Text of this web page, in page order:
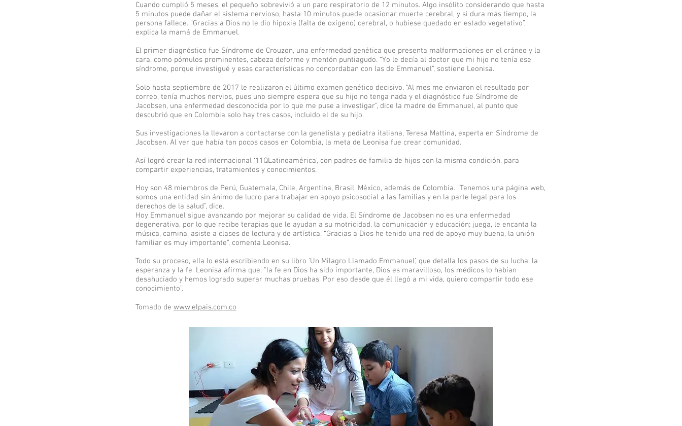
Cuando cumplió 5 meses, el pequeño sobrevivió a un paro respiratorio de 12 minutos. Algo insólito considerando que hasta
5 minutos puede dañar el sistema nervioso, hasta 10 minutos puede ocasionar muerte cerebral, y si dura más tiempo, la
persona fallece. “Gracias a Dios no le dio hipoxia (falta de oxígeno) cerebral, o hubiese quedado en estado vegetativo”,
explica la mamá de Emmanuel.
El primer diagnóstico fue Síndrome de Crouzon, una enfermedad genética que presenta malformaciones en el cráneo y la
cara, como pómulos prominentes, cabeza deforme y mentón puntiagudo. “Yo le decía al doctor que mi hijo no tenía ese
síndrome, porque investigué y esas características no concordaban con las de Emmanuel”, sostiene Leonisa.
Solo hasta septiembre de 2017 le realizaron el último examen genético decisivo. “Al mes me enviaron el resultado por
correo, tenía muchos nervios, pues uno siempre espera que su hijo no tenga nada y el diagnóstico fue Síndrome de
Jacobsen, una enfermedad desconocida por lo que me puse a investigar”, dice la madre de Emmanuel, al punto que
descubrió que en Colombia solo hay tres casos, incluido el de su hijo.
Sus investigaciones la llevaron a contactarse con la genetista y pediatra italiana, Teresa Mattina, experta en Síndrome de
Jacobsen. Al ver que había tan pocos casos en Colombia, la meta de Leonisa fue crear comunidad.
Así logró crear la red internacional ‘11QLatinoamérica’, con padres de familia de hijos con la misma condición, para
compartir experiencias, tratamientos y conocimientos.
Hoy son 48 miembros de Perú, Guatemala, Chile, Argentina, Brasil, México, además de Colombia. “Tenemos una página web,
somos una entidad sin ánimo de lucro para trabajar en apoyo psicosocial a las familias y en la parte legal para los
derechos de la salud”, dice.
Hoy Emmanuel sigue avanzando por mejorar su calidad de vida. El Síndrome de Jacobsen no es una enfermedad
degenerativa, por lo que recibe terapias que le ayudan a su motricidad, la comunicación y educación; juega, le encanta la
música, camina, asiste a clases de lectura y de artística. “Gracias a Dios he tenido una red de apoyo muy buena, la unión
familiar es muy importante”, comenta Leonisa.
Todo su proceso, ella lo está escribiendo en su libro ‘Un Milagro Llamado Emmanuel’, que detalla los pasos de su lucha, la
esperanza y la fe. Leonisa afirma que, “la fe en Dios ha sido importante, Dios es maravilloso, los médicos lo habían
desahuciado y hemos logrado superar muchas pruebas. Por eso desde que él llegó a mi vida, quiero compartir todo ese
conocimiento”.
Tomado de www.elpais.com.co